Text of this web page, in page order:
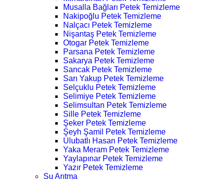
Musalla Bağları Petek Temizleme
Nakipoğlu Petek Temizleme
Nalçacı Petek Temizleme
Nişantaş Petek Temizleme
Otogar Petek Temizleme
Parsana Petek Temizleme
Sakarya Petek Temizleme
Sancak Petek Temizleme
Sarı Yakup Petek Temizleme
Selçuklu Petek Temizleme
Selimiye Petek Temizleme
Selimsultan Petek Temizleme
Sille Petek Temizleme
Şeker Petek Temizleme
Şeyh Şamil Petek Temizleme
Ulubatlı Hasan Petek Temizleme
Yaka Meram Petek Temizleme
Yaylapınar Petek Temizleme
Yazır Petek Temizleme
Su Arıtma